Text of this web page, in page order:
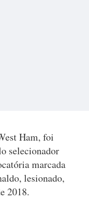
Ham, foi
selecionador
marcada
lesionado,
2018.